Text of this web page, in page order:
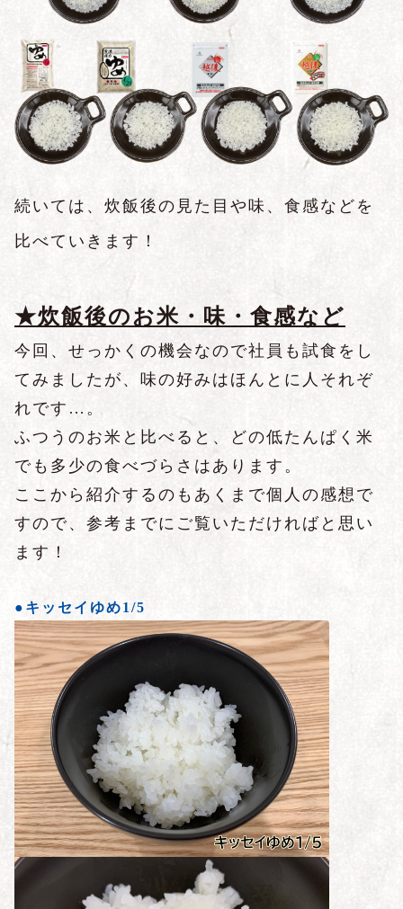
続いては、炊飯後の見た目や味、食感などを
比べていきます！
★炊飯後のお米・味・食感など
今回、せっかくの機会なので社員も試食をし
てみましたが、味の好みはほんとに人それぞ
れです…。
ふつうのお米と比べると、どの低たんぱく米
でも多少の食べづらさはあります。
ここから紹介するのもあくまで個人の感想で
すので、参考までにご覧いただければと思い
ます！
●キッセイゆめ1/5